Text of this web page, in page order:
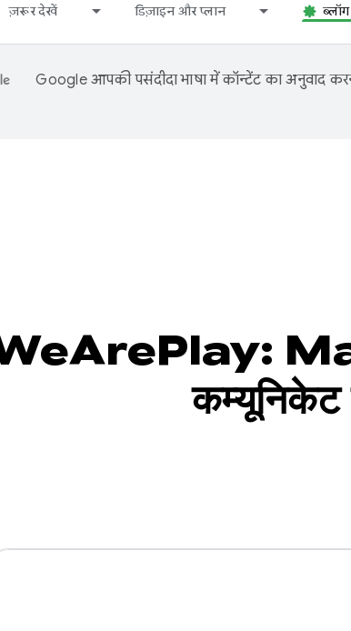
ज़रूर देखें डिज़ाइन और प्लान ब्लॉग
Google आपकी पसंदीदा भाषा में कॉन्टेंट का अनुवाद